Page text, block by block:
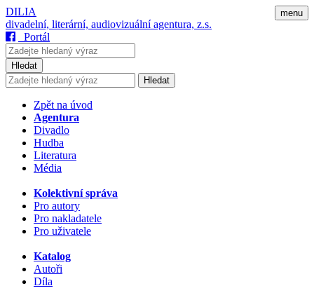
menu
DILIA
divadelní, literární, audiovizuální agentura, z.s.
Portál
Hledat
Hledat
Zpět na úvod
Agentura
Divadlo
Hudba
Literatura
Média
Kolektivní správa
Pro autory
Pro nakladatele
Pro uživatele
Katalog
Autoři
Díla